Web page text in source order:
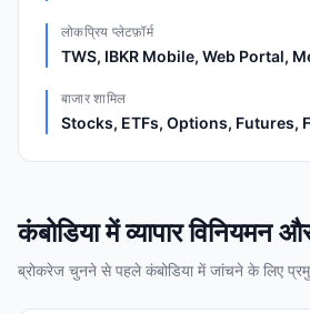
लोकप्रिय प्लेटफ़ॉर्म
TWS, IBKR Mobile, Web Portal,
बाजार शामिल
Stocks, ETFs, Options, Futures,
कंबोडिया में व्यापार विनियमन
ब्रोकरेज चुनने से पहले कंबोडिया में जांचने के लिए